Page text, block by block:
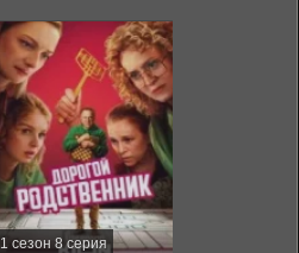
1 сезон 8 серия